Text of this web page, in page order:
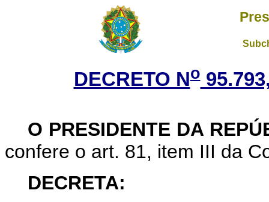
DECRETO No
O PRESIDENTE DA
confere o art. 81, item III da
DECRETA: